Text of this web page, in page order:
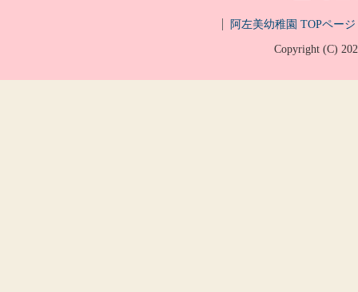
阿左美幼稚園 TOPページ
Copyright (C)